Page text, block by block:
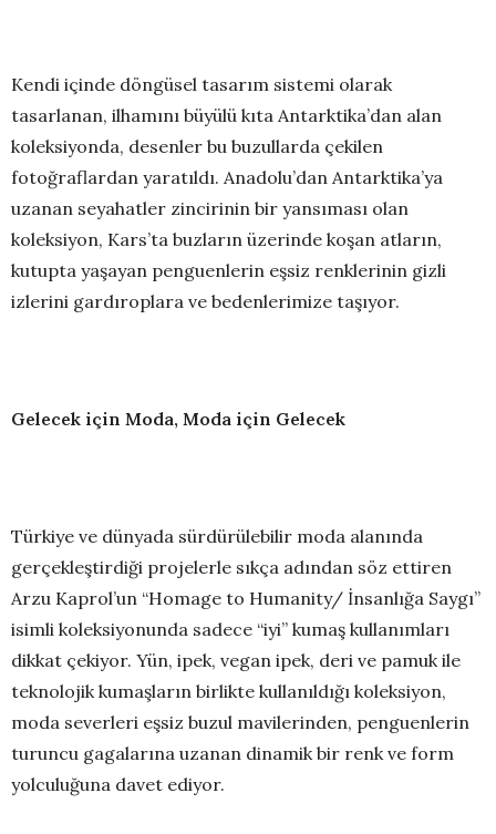
Kendi içinde döngüsel tasarım sistemi olarak
tasarlanan, ilhamını büyülü kıta Antarktika’dan alan
koleksiyonda, desenler bu buzullarda çekilen
fotoğraflardan yaratıldı. Anadolu’dan Antarktika’ya
uzanan seyahatler zincirinin bir yansıması olan
koleksiyon, Kars’ta buzların üzerinde koşan atların,
kutupta yaşayan penguenlerin eşsiz renklerinin gizli
izlerini gardıroplara ve bedenlerimize taşıyor.
Gelecek için Moda, Moda için Gelecek
Türkiye ve dünyada sürdürülebilir moda alanında
gerçekleştirdiği projelerle sıkça adından söz ettiren
Arzu Kaprol’un “Homage to Humanity/ İnsanlığa Saygı”
isimli koleksiyonunda sadece “iyi” kumaş kullanımları
dikkat çekiyor. Yün, ipek, vegan ipek, deri ve pamuk ile
teknolojik kumaşların birlikte kullanıldığı koleksiyon,
moda severleri eşsiz buzul mavilerinden, penguenlerin
turuncu gagalarına uzanan dinamik bir renk ve form
yolculuğuna davet ediyor.